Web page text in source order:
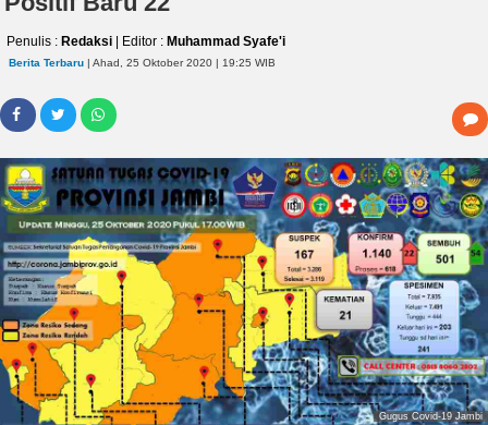
INTERNASIONAL
EKOBIS
POLITIK
HUKUM
KRIMINAL
KHAZANAH
DUNIA
HEALTH
PROPERTY
LIFESTYLE
ENTREPRENEURSHIP
Penulis : Redaksi | Editor : Muhammad Syafe'i
Berita Terbaru | Ahad, 25 Oktober 2020 | 19:25 WIB
Gugus Covid-19 Jambi